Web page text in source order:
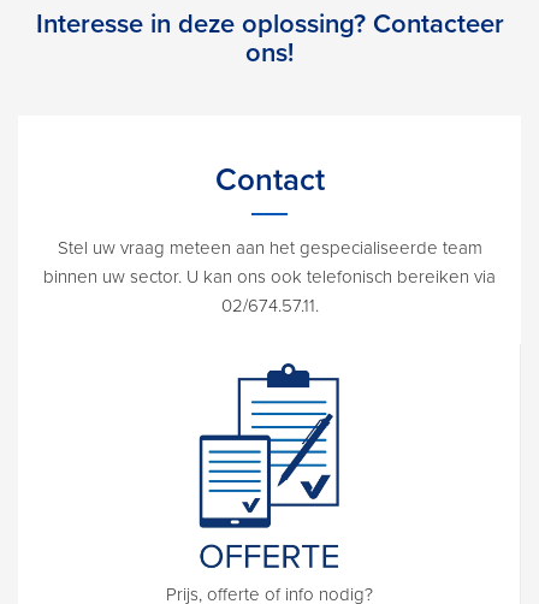
Interesse in deze oplossing? Contacteer
ons!
Contact
Stel uw vraag meteen aan het gespecialiseerde team
binnen uw sector. U kan ons ook telefonisch bereiken via
02/674.57.11.
Prijs, offerte of info nodig?